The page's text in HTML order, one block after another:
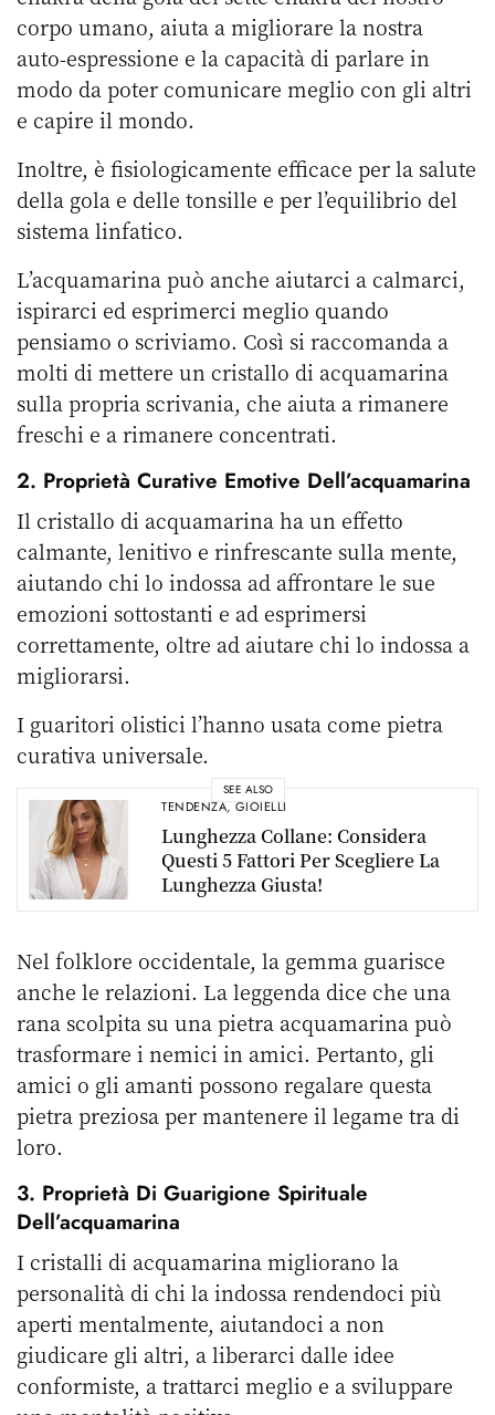
corpo umano, aiuta a migliorare la nostra
auto-espressione e la capacità di parlare in
modo da poter comunicare meglio con gli altri
e capire il mondo.
Inoltre, è fisiologicamente efficace per la salute
della gola e delle tonsille e per l’equilibrio del
sistema linfatico.
L’acquamarina può anche aiutarci a calmarci,
ispirarci ed esprimerci meglio quando
pensiamo o scriviamo. Così si raccomanda a
molti di mettere un cristallo di acquamarina
sulla propria scrivania, che aiuta a rimanere
freschi e a rimanere concentrati.
2. Proprietà Curative Emotive Dell’acquamarina
Il cristallo di acquamarina ha un effetto
calmante, lenitivo e rinfrescante sulla mente,
aiutando chi lo indossa ad affrontare le sue
emozioni sottostanti e ad esprimersi
correttamente, oltre ad aiutare chi lo indossa a
migliorarsi.
I guaritori olistici l’hanno usata come pietra
curativa universale.
SEE ALSO
TENDENZA, GIOIELLI
Lunghezza Collane: Considera
Questi 5 Fattori Per Scegliere La
Lunghezza Giusta!
Nel folklore occidentale, la gemma guarisce
anche le relazioni. La leggenda dice che una
rana scolpita su una pietra acquamarina può
trasformare i nemici in amici. Pertanto, gli
amici o gli amanti possono regalare questa
pietra preziosa per mantenere il legame tra di
loro.
3. Proprietà Di Guarigione Spirituale
Dell’acquamarina
I cristalli di acquamarina migliorano la
personalità di chi la indossa rendendoci più
aperti mentalmente, aiutandoci a non
giudicare gli altri, a liberarci dalle idee
conformiste, a trattarci meglio e a sviluppare